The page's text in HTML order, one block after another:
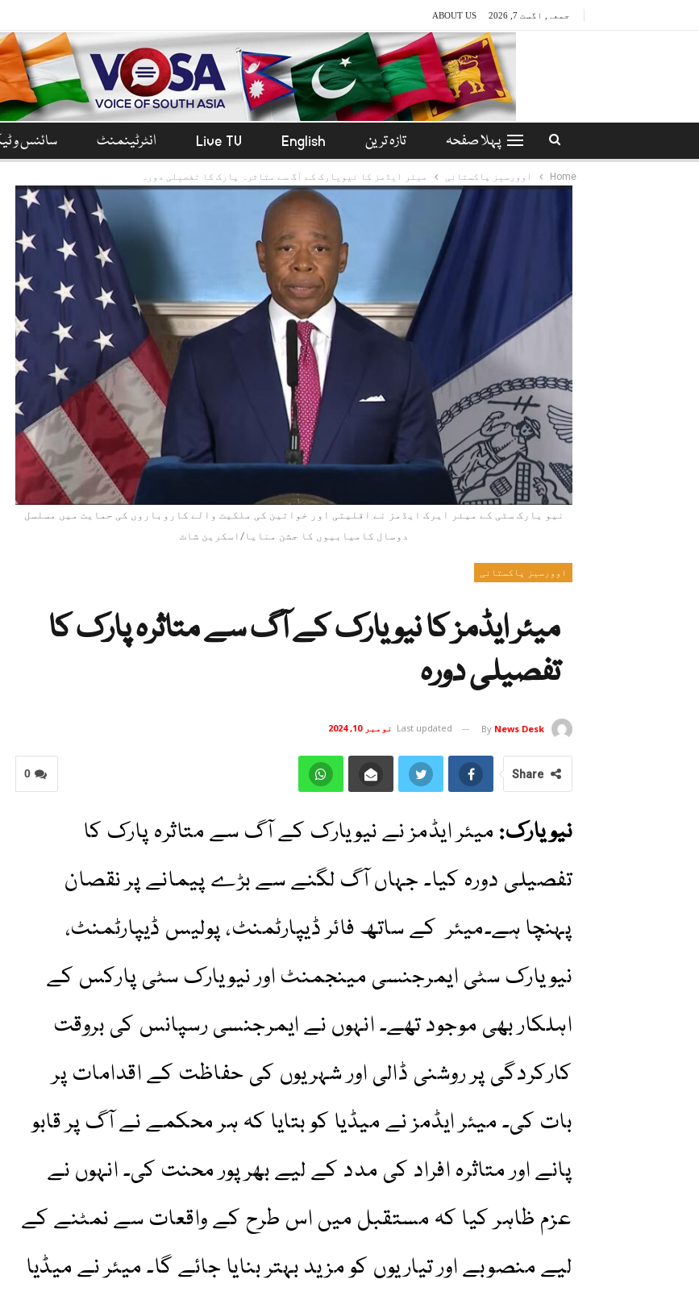
جمعہ, اگست 7, 2026 ABOUT US
پہلا صفحہ تازہ ترین English
Live TV انٹرٹینمنٹ سائنس و
Home اوورسیز پاکستانی میئر ایڈمز کا نیویارک کے آگ سے متاثرہ پارک کا تفصیلی دورہ
نیو یارک سٹی کے میئر ایرک ایڈمز نے اقلیتی اور خواتین کی ملکیت والے کاروباروں کی حمایت میں مسلسل
دوسال کامیابیوں کا جشن منایا/اسکرین شاٹ
اوورسیز پاکستانی
میئر ایڈمز کا نیویارک کے آگ سے متاثرہ پارک کا
تفصیلی دورہ
By News Desk
Last updated نومبر 10, 2024
0 Share
نیویارک: میئر ایڈمز نے نیویارک کے آگ سے متاثرہ پارک کا
تفصیلی دورہ کیا۔ جہاں آگ لگنے سے بڑے پیمانے پر نقصان
پہنچا ہے۔میئر کے ساتھ فائر ڈیپارٹمنٹ، پولیس ڈیپارٹمنٹ،
نیویارک سٹی ایمرجنسی مینجمنٹ اور نیویارک سٹی پارکس کے
اہلکار بھی موجود تھے۔ انہوں نے ایمرجنسی رسپانس کی بروقت
کارکردگی پر روشنی ڈالی اور شہریوں کی حفاظت کے اقدامات پر
بات کی۔ میئر ایڈمز نے میڈیا کو بتایا کہ ہر محکمے نے آگ پر قابو
پانے اور متاثرہ افراد کی مدد کے لیے بھرپور محنت کی۔ انہوں نے
عزم ظاہر کیا کہ مستقبل میں اس طرح کے واقعات سے نمٹنے کے
لیے منصوبے اور تیاریوں کو مزید بہتر بنایا جائے گا۔ میئر نے میڈیا